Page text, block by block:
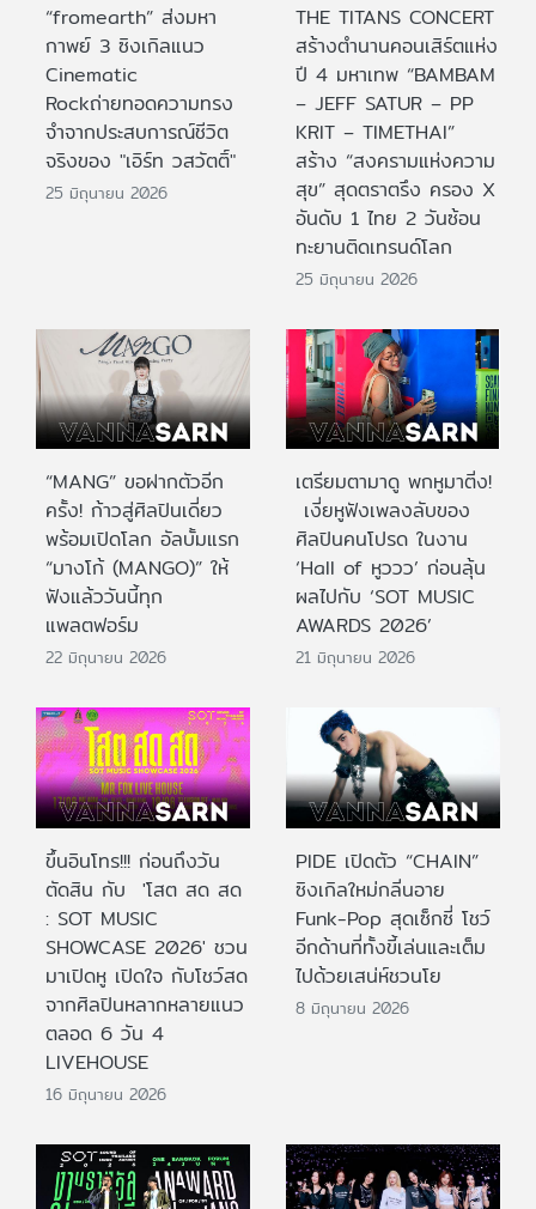
“fromearth” ส่งมหา
กาพย์ 3 ซิงเกิลแนว
Cinematic
Rockถ่ายทอดความทรง
จำจากประสบการณ์ชีวิต
จริงของ "เอิร์ท วสวัตติ์"
25 มิถุนายน 2026
THE TITANS CONCERT
สร้างตำนานคอนเสิร์ตแห่ง
ปี 4 มหาเทพ “BAMBAM
– JEFF SATUR – PP
KRIT – TIMETHAI”
สร้าง “สงครามแห่งความ
สุข” สุดตราตรึง ครอง X
อันดับ 1 ไทย 2 วันซ้อน
ทะยานติดเทรนด์โลก
25 มิถุนายน 2026
“MANG” ขอฝากตัวอีก
ครั้ง! ก้าวสู่ศิลปินเดี่ยว
พร้อมเปิดโลก อัลบั้มแรก
“มางโก้ (MANGO)” ให้
ฟังแล้ววันนี้ทุก
แพลตฟอร์ม
22 มิถุนายน 2026
เตรียมตามาดู พกหูมาติ่ง!
เงี่ยหูฟังเพลงลับของ
ศิลปินคนโปรด ในงาน
‘Hall of หูววว’ ก่อนลุ้น
ผลไปกับ ‘SOT MUSIC
AWARDS 2026’
21 มิถุนายน 2026
ขึ้นอินโทร!!! ก่อนถึงวัน
ตัดสิน กับ 'โสต สด สด
: SOT MUSIC
SHOWCASE 2026' ชวน
มาเปิดหู เปิดใจ กับโชว์สด
จากศิลปินหลากหลายแนว
ตลอด 6 วัน 4
LIVEHOUSE
16 มิถุนายน 2026
PIDE เปิดตัว “CHAIN”
ซิงเกิลใหม่กลิ่นอาย
Funk-Pop สุดเซ็กซี่ โชว์
อีกด้านที่ทั้งขี้เล่นและเต็ม
ไปด้วยเสน่ห์ชวนโย
8 มิถุนายน 2026